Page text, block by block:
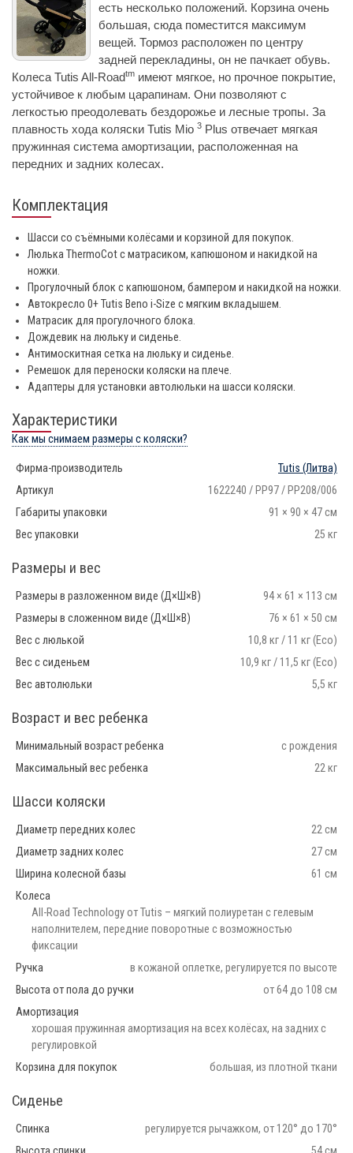
есть несколько положений. Корзина очень
большая, сюда поместится максимум
вещей. Тормоз расположен по центру
задней перекладины, он не пачкает обувь.
Колеса Tutis All-Roadtm имеют мягкое, но прочное покрытие,
устойчивое к любым царапинам. Они позволяют с
легкостью преодолевать бездорожье и лесные тропы. За
плавность хода коляски Tutis Mio 3 Plus отвечает мягкая
пружинная система амортизации, расположенная на
передних и задних колесах.
Комплектация
Шасси со съёмными колёсами и корзиной для покупок.
Люлька ThermoCot с матрасиком, капюшоном и накидкой на
ножки.
Прогулочный блок с капюшоном, бампером и накидкой на ножки.
Автокресло 0+ Tutis Beno i-Size с мягким вкладышем.
Матрасик для прогулочного блока.
Дождевик на люльку и сиденье.
Антимоскитная сетка на люльку и сиденье.
Ремешок для переноски коляски на плече.
Адаптеры для установки автолюльки на шасси коляски.
Характеристики
Как мы снимаем размеры с коляски?
Фирма-производитель Tutis (Литва)
Артикул
1622240 / PP97 / PP208/006
Габариты упаковки
91 × 90 × 47 см
Вес упаковки
25 кг
Размеры и вес
Размеры в разложенном виде (Д×Ш×В)
94 × 61 × 113 см
Размеры в сложенном виде (Д×Ш×В)
76 × 61 × 50 см
Вес с люлькой
10,8 кг / 11 кг (Eco)
Вес с сиденьем
10,9 кг / 11,5 кг (Eco)
Вес автолюльки
5,5 кг
Возраст и вес ребенка
Минимальный возраст ребенка
с рождения
Максимальный вес ребенка
22 кг
Шасси коляски
Диаметр передних колес
22 см
Диаметр задних колес
27 см
Ширина колесной базы
61 см
Колеса
All-Road Technology от Tutis – мягкий полиуретан с гелевым
наполнителем, передние поворотные с возможностью
фиксации
Ручка
в кожаной оплетке, регулируется по высоте
Высота от пола до ручки
от 64 до 108 см
Амортизация
хорошая пружинная амортизация на всех колёсах, на задних с
регулировкой
Корзина для покупок
большая, из плотной ткани
Сиденье
Спинка
регулируется рычажком, от 120° до 170°